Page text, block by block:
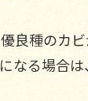
良種のカ
なる場合は